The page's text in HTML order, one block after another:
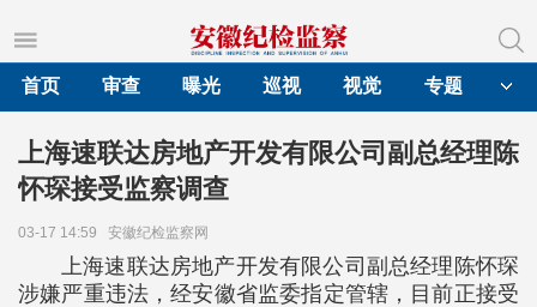
首页
审查 曝光 巡视 视觉 专题
上海速联达房地产开发有限公司副总经理陈
怀琛接受监察调查
03-17 14:59 安徽纪检监察网
上海速联达房地产开发有限公司副总经理陈怀琛
涉嫌严重违法，经安徽省监委指定管辖，目前正接受